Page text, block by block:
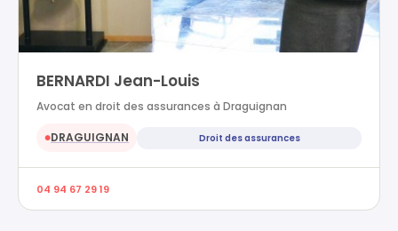
BERNARDI Jean-Louis
Avocat en droit des assurances à Draguignan
●DRAGUIGNAN Droit des assurances
04 94 67 29 19